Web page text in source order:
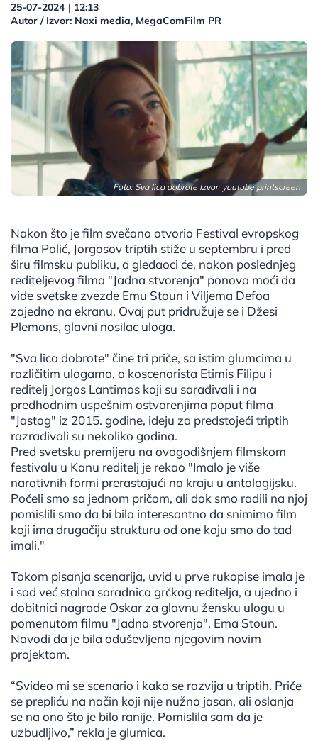
25-07-2024 | 12:13
Autor / Izvor: Naxi media, MegaComFilm PR
Foto: Sva lica dobrote Izvor: youtube printscreen
Nakon što je film svečano otvorio Festival evropskog
filma Palić, Jorgosov triptih stiže u septembru i pred
širu filmsku publiku, a gledaoci će, nakon poslednjeg
rediteljevog filma "Jadna stvorenja" ponovo moći da
vide svetske zvezde Emu Stoun i Viljema Defoa
zajedno na ekranu. Ovaj put pridružuje se i Džesi
Plemons, glavni nosilac uloga.
"Sva lica dobrote" čine tri priče, sa istim glumcima u
različitim ulogama, a koscenarista Etimis Filipu i
reditelj Jorgos Lantimos koji su sarađivali i na
predhodnim uspešnim ostvarenjima poput filma
"Jastog" iz 2015. godine, ideju za predstojeći triptih
razrađivali su nekoliko godina.
Pred svetsku premijeru na ovogodišnjem filmskom
festivalu u Kanu reditelj je rekao "Imalo je više
narativnih formi prerastajući na kraju u antologijsku.
Počeli smo sa jednom pričom, ali dok smo radili na njoj
pomislili smo da bi bilo interesantno da snimimo film
koji ima drugačiju strukturu od one koju smo do tad
imali."
Tokom pisanja scenarija, uvid u prve rukopise imala je
i sad već stalna saradnica grčkog reditelja, a ujedno i
dobitnici nagrade Oskar za glavnu žensku ulogu u
pomenutom filmu "Jadna stvorenja", Ema Stoun.
Navodi da je bila oduševljena njegovim novim
projektom.
“Svideo mi se scenario i kako se razvija u triptih. Priče
se prepliću na način koji nije nužno jasan, ali oslanja
se na ono što je bilo ranije. Pomislila sam da je
uzbudljivo,” rekla je glumica.